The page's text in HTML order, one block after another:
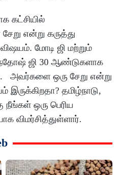
கட்சியில்
என்று கருத்து
மோடி ஜி மற்றும்
ஜி 30 ஆண்டுகளாக
அவர்களை ஒரு சேறு என்று
தமிழ்நாடு,
நீங்கள் ஒரு பெரிய
விமர்சித்துள்ளார்.